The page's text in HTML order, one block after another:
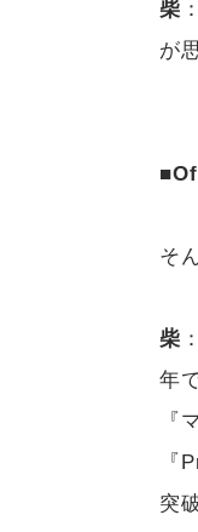
柴
が
そ
柴
年
『
『
突